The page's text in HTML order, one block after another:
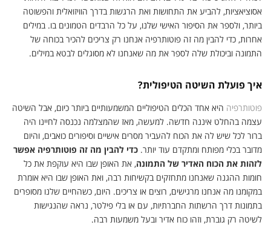
אסוציאציות, להביע את התחושות ואת הרגשות בדרך הוויזואלית והפשוטה
ביותר, ולספר את הסיפור האישי שלנו, על כל הרבדים הטמונים בו. במילים
אחרות, כדי להבין מה זה פוטותרפיה אנחנו רק צריכים להכיר בכוחה של
התמונה וביכולת שלה לספר את מה שאנחנו לא מסוגלים לבטא במילים.
איך פועלת השיטה הטיפולית?
פוטותרפיה היא אחד הכלים הטיפוליים המשמעותיים ביותר כיום, אבל השיטה
עצמה בהחלט איננה חדשה. למעשה, מאז שהמצלמה נכנסה לחיינו היה
ברור לכל שיש לה את הכוח להעביר מסרים אישיים וסיפורים כואבים, והיום
מדובר בכלי מפותח ומתקדם עוד יותר. כדי להבין מה זה פוטותרפיה אפשר
לזהות את הכוח האדיר של התמונה, את האופן שבו היא עוקפת את כל
חומות ההגנה שאנחנו מתחזקים בקשיחות רבה, ואת האופן שבו היא אומרת
במקומנו מה אנחנו מרגישים, רוצים או צריכים. היום, כשהחיים שלנו מסופרים
בתמונות דרך הרשתות החברתיות, עם או בלי פילטר, נראה שהנגישות
לשיטה רק גוברת, וזהו כוח אדיר ובעל משמעות רבה.